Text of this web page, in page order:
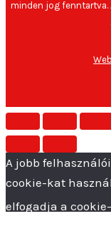
minden jog fenntartva.
A jobb
cookie-kat
elfogadja a